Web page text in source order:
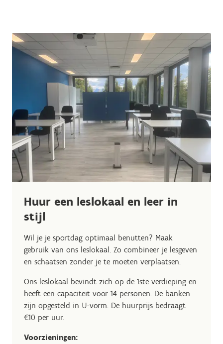
Huur een leslokaal en leer in
stijl
Wil je je sportdag optimaal benutten? Maak
gebruik van ons leslokaal. Zo combineer je lesgeven
en schaatsen zonder je te moeten verplaatsen.
Ons leslokaal bevindt zich op de 1ste verdieping en
heeft een capaciteit voor 14 personen. De banken
zijn opgesteld in U-vorm. De huurprijs bedraagt
€10 per uur.
Voorzieningen: